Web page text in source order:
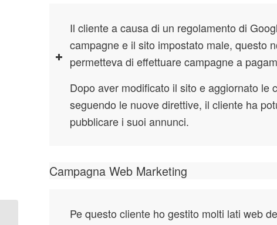
Il cliente a causa di un regolamento di
campagne e il sito impostato male, questo
permetteva di effettuare campagne a
Dopo aver modificato il sito e aggiornato le
seguendo le nuove direttive, il cliente ha
pubblicare i suoi annunci.
Campagna Web Marketing
Pe questo cliente ho gestito molti lati web